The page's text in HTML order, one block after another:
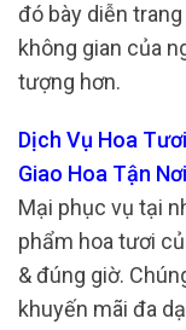
đó bày diễn
không gian của
tượng hơn.
Dịch Vụ Hoa
Giao Hoa Tận
Mại phục vụ tại
phẩm hoa tươi
& đúng giờ.
khuyến mãi đa